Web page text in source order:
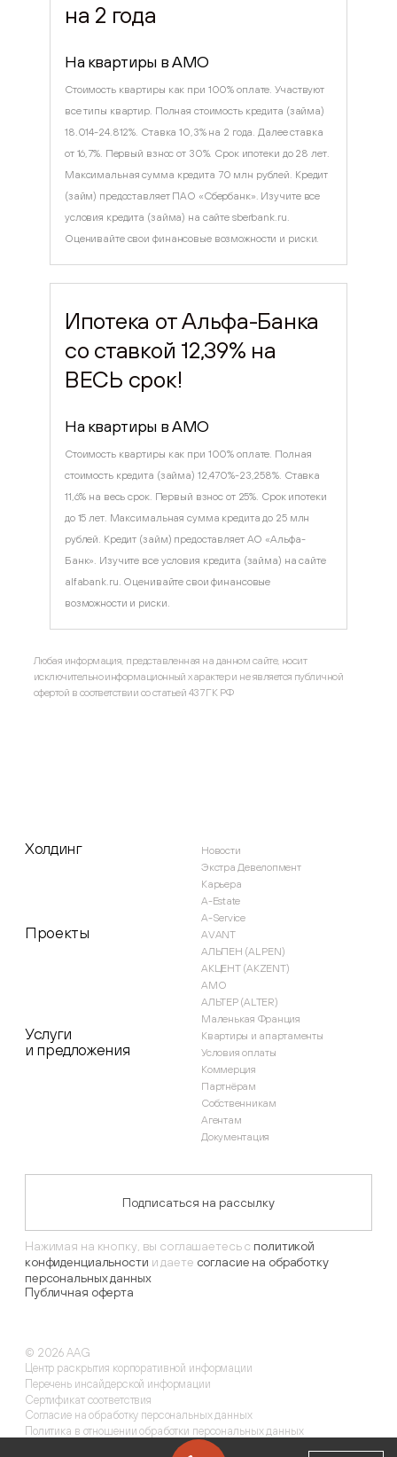
на 2 года
На квартиры в AMO
Стоимость квартиры как при 100% оплате. Участвуют
все типы квартир. Полная стоимость кредита (займа)
18.014-24.812%. Ставка 10,3% на 2 года. Далее ставка
от 16,7%. Первый взнос от 30%. Срок ипотеки до 28 лет.
Максимальная сумма кредита 70 млн рублей. Кредит
(займ) предоставляет ПАО «Сбербанк». Изучите все
условия кредита (займа) на сайте sberbank.ru.
Оценивайте свои финансовые возможности и риски.
Ипотека от Альфа-Банка
со ставкой 12,39% на
ВЕСЬ срок!
На квартиры в AMO
Стоимость квартиры как при 100% оплате. Полная
стоимость кредита (займа) 12,470%-23,258%. Ставка
11,6% на весь срок. Первый взнос от 25%. Срок ипотеки
до 15 лет. Максимальная сумма кредита до 25 млн
рублей. Кредит (займ) предоставляет АО «Альфа-
Банк». Изучите все условия кредита (займа) на сайте
alfabank.ru. Оценивайте свои финансовые
возможности и риски.
Любая информация, представленная на данном сайте, носит
исключительно информационный характер и не является публичной
офертой в соответствии со статьей 437 ГК РФ
Холдинг
Новости
Экстра Девелопмент
Карьера
A-Estate
A-Service
Проекты
AVANT
АЛЬПЕН (ALPEN)
АКЦЕНТ (AKZENT)
AMO
АЛЬТЕР (ALTER)
Маленькая Франция
Услуги
и предложения
Квартиры и апартаменты
Условия оплаты
Коммерция
Партнёрам
Собственникам
Агентам
Документация
Подписаться на рассылку
Нажимая на кнопку, вы соглашаетесь с политикой
конфиденциальности и даете согласие на обработку
персональных данных
Публичная оферта
© 2026 AAG
Центр раскрытия корпоративной информации
Перечень инсайдерской информации
Сертификат соответствия
Согласие на обработку персональных данных
Политика в отношении обработки персональных данных